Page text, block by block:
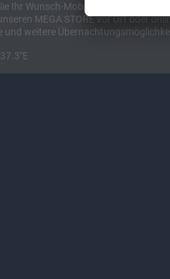
Ihr Wunsch-Mobil und alles für
MEGA STORE vor Ort oder
und weitere